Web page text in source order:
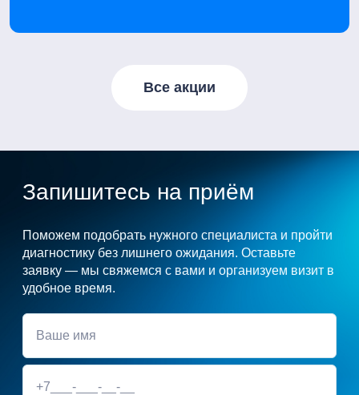
Все акции
Запишитесь на приём
Поможем подобрать нужного специалиста и пройти
диагностику без лишнего ожидания. Оставьте
заявку — мы свяжемся с вами и организуем визит в
удобное время.